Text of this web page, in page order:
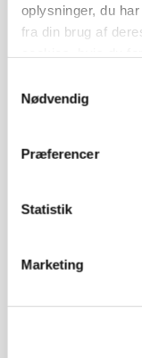
oplysninger, du
fra din brug af
Nødvendig
Præferencer
Statistik
Marketing
KVÆG
Snart kan